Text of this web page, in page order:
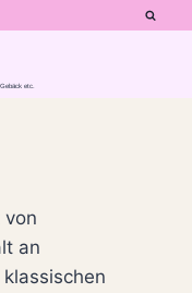
etc.
von
an